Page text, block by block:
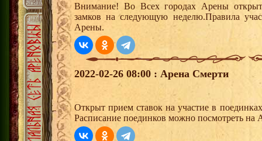
Внимание! Во Всех городах Арены
замков на следующую неделю.Правила
Арены.
2022-02-26 08:00 : Арена Смерти
Открыт прием ставок на участие в
Расписание поединков можно посмотреть на